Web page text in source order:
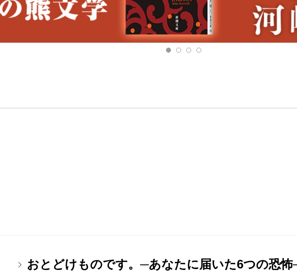
おとどけものです。─あなたに届いた6つの恐怖